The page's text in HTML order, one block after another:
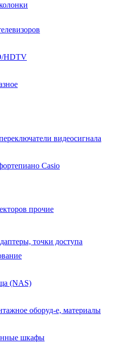
HDTV
видеосигнала
Casio
прочие
точки доступа
(NAS)
оборуд-е, материалы
шкафы